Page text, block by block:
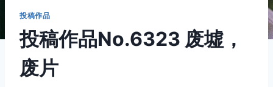
投稿作品
投稿作品No.6323 废墟，
废片